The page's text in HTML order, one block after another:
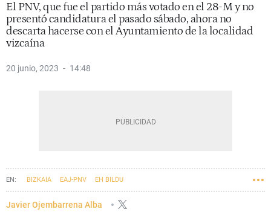
El PNV, que fue el partido más votado en el 28-M y no
presentó candidatura el pasado sábado, ahora no
descarta hacerse con el Ayuntamiento de la localidad
vizcaína
20 junio, 2023 14:48
BIZKAIA EAJ-PNV EH BILDU
ELECCIONES MUNICIPALES Y FORALES DEL 28 DE MAYO
Javier Ojembarrena Alba